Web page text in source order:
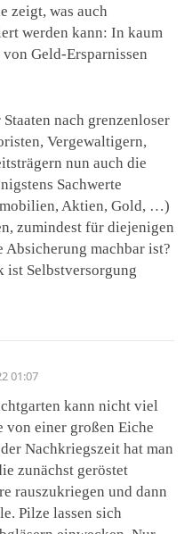
zeigt, was auch
werden kann: In kaum
Geld-Ersparnissen
nach grenzenloser
Vergewaltigern,
nun auch die
Sachwerte
Aktien, Gold, …)
zumindest für diejenigen
machbar ist?
ist Selbstversorgung
01:07
kann nicht viel
von einer großen Eiche
Nachkriegszeit hat man
zunächst geröstet
rauszukriegen und dann
Pilze lassen sich